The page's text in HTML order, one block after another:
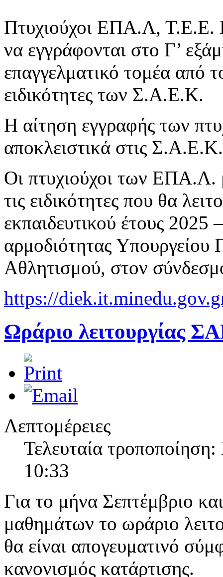
Πτυχιούχοι ΕΠΑ.Λ,
να εγγράφονται στο Γ’
επαγγελματικό τομέα από
ειδικότητες των Σ.Α.Ε.Κ.
Η αίτηση εγγραφής των
αποκλειστικά στις
Οι πτυχιούχοι των ΕΠΑ.Λ.
τις ειδικότητες που θα
εκπαιδευτικού έτους
αρμοδιότητας Υπουργείου
Αθλητισμού, στον
https://
Ωράριο λειτουργίας
Λεπτομέρειες
Τελευταία
10:33
Για το μήνα Σεπτέμβριο
μαθημάτων το ωράριο
θα είναι απογευματινό
κανονισμός κατάρτισης.